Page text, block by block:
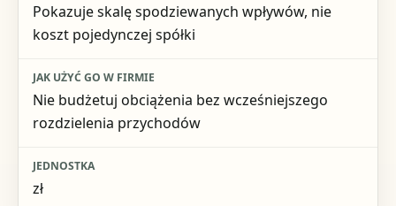
Pokazuje skalę spodziewanych wpływów, nie
koszt pojedynczej spółki
Nie budżetuj obciążenia bez wcześniejszego
rozdzielenia przychodów
zł